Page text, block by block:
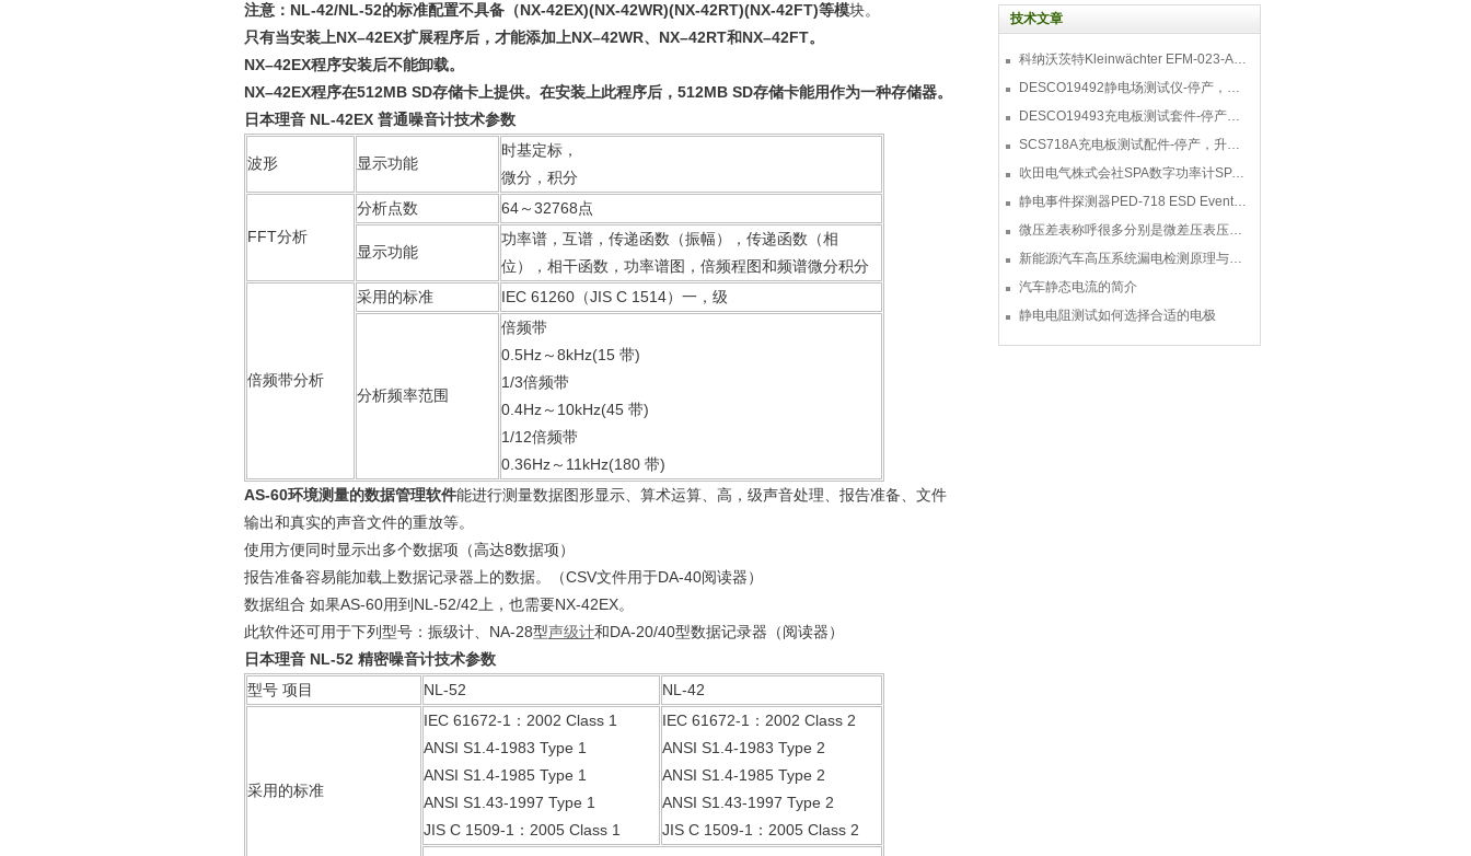
注意：NL-42/NL-52的标准配置不具备（NX-42EX)(NX-42WR)(NX-42RT)(NX-42FT)等模块。
只有当安装上NX–42EX扩展程序后，才能添加上NX–42WR、NX–42RT和NX–42FT。
NX–42EX程序安装后不能卸载。
NX–42EX程序在512MB SD存储卡上提供。在安装上此程序后，512MB SD存储卡能用作为一种存储器。
日本理音 NL-42EX 普通噪音计技术参数
波形 显示功能
时基定标，
微分，积分
FFT分析
分析点数 64～32768点
显示功能
功率谱，互谱，传递函数（振幅），传递函数（相
位），相干函数，功率谱图，倍频程图和频谱微分积分
倍频带分析
采用的标准 IEC 61260（JIS C 1514）一，级
分析频率范围
倍频带
0.5Hz～8kHz(15 带)
1/3倍频带
0.4Hz～10kHz(45 带)
1/12倍频带
0.36Hz～11kHz(180 带)
AS-60环境测量的数据管理软件能进行测量数据图形显示、算术运算、高，级声音处理、报告准备、文件
输出和真实的声音文件的重放等。
使用方便同时显示出多个数据项（高达8数据项）
报告准备容易能加载上数据记录器上的数据。（CSV文件用于DA-40阅读器）
数据组合 如果AS-60用到NL-52/42上，也需要NX-42EX。
此软件还可用于下列型号：振级计、NA-28型声级计和DA-20/40型数据记录器（阅读器）
日本理音 NL-52 精密噪音计技术参数
型号 项目
NL-52 NL-42
采用的标准
IEC 61672-1：2002 Class 1
ANSI S1.4-1983 Type 1
ANSI S1.4-1985 Type 1
ANSI S1.43-1997 Type 1
JIS C 1509-1：2005 Class 1
IEC 61672-1：2002 Class 2
ANSI S1.4-1983 Type 2
ANSI S1.4-1985 Type 2
ANSI S1.43-1997 Type 2
JIS C 1509-1：2005 Class 2
技术文章
科纳沃茨特Kleinwächter EFM-023-AKC静电测试仪套件-EFM023AKC KIT
DESCO19492静电场测试仪-停产，替代型号770716
DESCO19493充电板测试套件-停产，替代型号718+770719
SCS718A充电板测试配件-停产，升级型号770719
吹田电气株式会社SPA数字功率计SPA3000/SPA2000/SPA1000
静电事件探测器PED-718 ESD Event Detector
微压差表称呼很多分别是微差压表压差计微压表
新能源汽车高压系统漏电检测原理与故障检修
汽车静态电流的简介
静电电阻测试如何选择合适的电极